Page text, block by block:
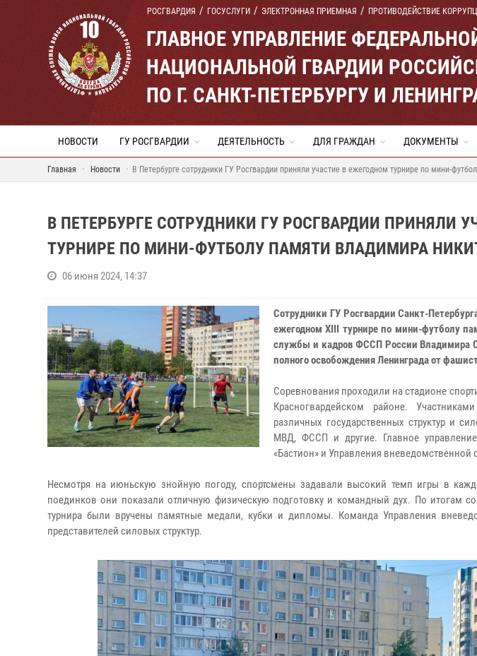
РОСГВАРДИЯ ГОСУСЛУГИ ЭЛЕКТРОННАЯ ПРИЕМНАЯ ПРОТИВОДЕЙСТВИЕ
ГЛАВНОЕ УПРАВЛЕНИЕ
НАЦИОНАЛЬНОЙ ГВАРДИИ
ПО Г. САНКТ-ПЕТЕРБУРГУ И
НОВОСТИ ГУ РОСГВАРДИИ ДЕЯТЕЛЬНОСТЬ ДЛЯ ГРАЖДАН ДОКУМЕНТЫ
Главная Новости В Петербурге сотрудники ГУ Росгвардии приняли участие в ежегодном турнире по мини-
В ПЕТЕРБУРГЕ СОТРУДНИКИ ГУ РОСГВАРДИИ ПРИНЯЛИ
ТУРНИРЕ ПО МИНИ-ФУТБОЛУ ПАМЯТИ ВЛАДИМИРА
06 июня 2024, 14:37
Сотрудники ГУ Росгвардии Санкт-
ежегодном XIII турнире по мини-футболу
службы и кадров ФССП России Владимира
полного освобождения Ленинграда от
Соревнования проходили на стадионе
Красногвардейском районе.
различных государственных структур и
МВД, ФССП и другие. Главное
«Бастион» и Управления вневедомственной
Несмотря на июньскую знойную погоду, спортсмены задавали высокий темп игры в
поединков они показали отличную физическую подготовку и командный дух. По итогам
турнира были вручены памятные медали, кубки и дипломы. Команда Управления
представителей силовых структур.